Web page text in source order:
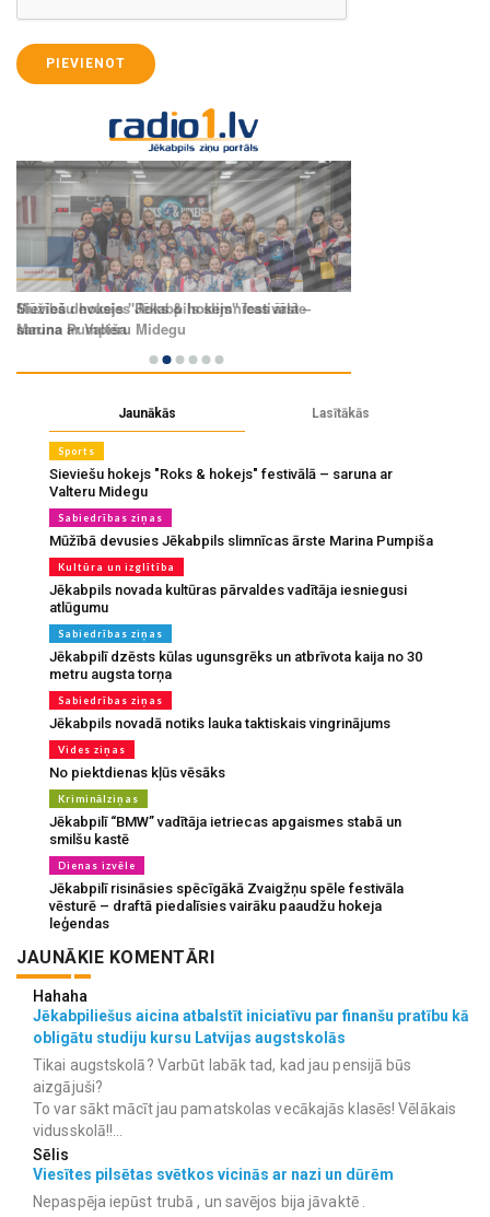
PIEVIENOT
Jaunākās Lasītākās
Sports
Sieviešu hokejs "Roks & hokejs" festivālā – saruna ar
Valteru Midegu
Sabiedrības ziņas
Mūžībā devusies Jēkabpils slimnīcas ārste Marina Pumpiša
Kultūra un izglītība
Jēkabpils novada kultūras pārvaldes vadītāja iesniegusi
atlūgumu
Sabiedrības ziņas
Jēkabpilī dzēsts kūlas ugunsgrēks un atbrīvota kaija no 30
metru augsta torņa
Sabiedrības ziņas
Jēkabpils novadā notiks lauka taktiskais vingrinājums
Vides ziņas
No piektdienas kļūs vēsāks
Kriminālziņas
Jēkabpilī “BMW” vadītāja ietriecas apgaismes stabā un
smilšu kastē
Dienas izvēle
Jēkabpilī risināsies spēcīgākā Zvaigžņu spēle festivāla
vēsturē – draftā piedalīsies vairāku paaudžu hokeja
leģendas
JAUNĀKIE KOMENTĀRI
Hahaha
Jēkabpiliešus aicina atbalstīt iniciatīvu par finanšu pratību kā
obligātu studiju kursu Latvijas augstskolās
Tikai augstskolā? Varbūt labāk tad, kad jau pensijā būs
aizgājuši?
To var sākt mācīt jau pamatskolas vecākajās klasēs! Vēlākais
vidusskolā!!...
Sēlis
Viesītes pilsētas svētkos vicinās ar nazi un dūrēm
Nepaspēja iepūst trubā , un savējos bija jāvaktē .